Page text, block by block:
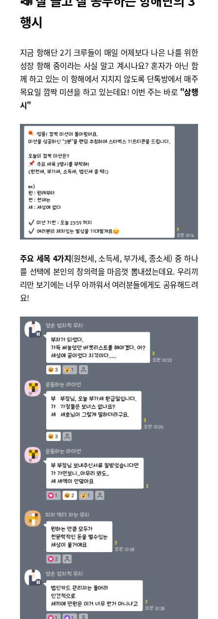
행시
지금 항해단 2기 크루들이 매일 어제보다 나은 나를 위한
성장 항해 중이라는 사실 알고 계시나요? 혼자가 아닌 함
께 하고 있는 이 항해에서 지치지 않도록 단톡방에서 매주
목요일 깜짝 미션을 하고 있는데요! 이번 주는 바로 "삼행
시"
주요 세목 4가지(원천세, 소득세, 부가세, 종소세) 중 하나
를 선택에 본인의 창의력을 마음껏 뽐내셨는데요. 우리끼
리만 보기에는 너무 아까워서 여러분들에게도 공유해드려
요!